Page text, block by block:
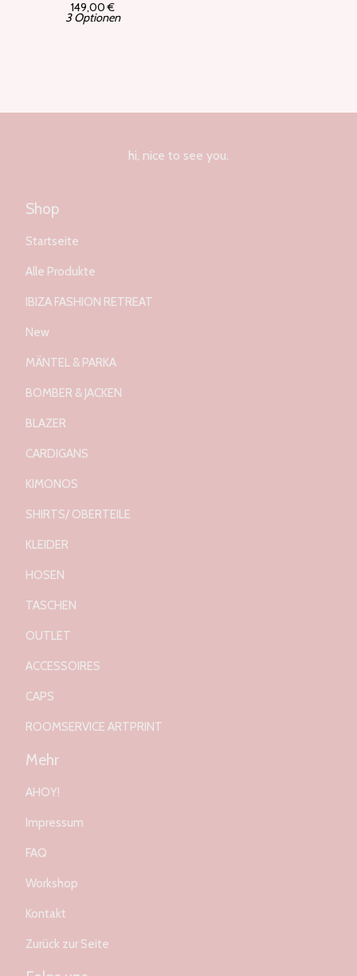
149,00€
3 Optionen
hi, nice to see you.
Shop
Startseite
Alle Produkte
IBIZA FASHION RETREAT
New
MÄNTEL & PARKA
BOMBER & JACKEN
BLAZER
CARDIGANS
KIMONOS
SHIRTS/ OBERTEILE
KLEIDER
HOSEN
TASCHEN
OUTLET
ACCESSOIRES
CAPS
ROOMSERVICE ARTPRINT
Mehr
AHOY!
Impressum
FAQ
Workshop
Kontakt
Zurück zur Seite